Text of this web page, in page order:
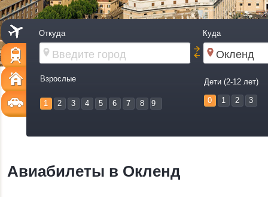
Откуда Куда
Взрослые
1 2 3 4 5 6 7 8 9
Дети (2-12 лет)
0 1 2 3
Авиабилеты в Окленд